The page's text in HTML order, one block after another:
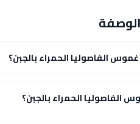
الفاصوليا الحمراء بالجبن؟
الحمراء بالجبن؟